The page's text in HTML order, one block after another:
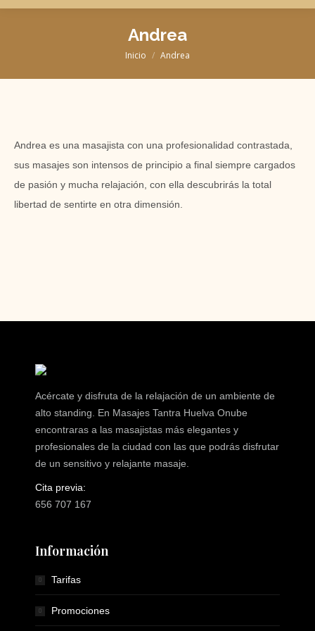
Andrea
Estás aquí:
Inicio Andrea
Andrea es una masajista con una profesionalidad contrastada,
sus masajes son intensos de principio a final siempre cargados
de pasión y mucha relajación, con ella descubrirás la total
libertad de sentirte en otra dimensión.
Acércate y disfruta de la relajación de un ambiente de
alto standing. En Masajes Tantra Huelva Onube
encontraras a las masajistas más elegantes y
profesionales de la ciudad con las que podrás disfrutar
de un sensitivo y relajante masaje.
Cita previa:
656 707 167
Información
Tarifas
Promociones